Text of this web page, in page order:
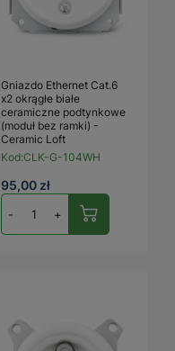
Gniazdo Ethernet Cat.6
x2 okrągłe białe
ceramiczne podtynkowe
(moduł bez ramki) -
Ceramic Loft
Kod:CLK-G-104WH
95,00 zł
- +